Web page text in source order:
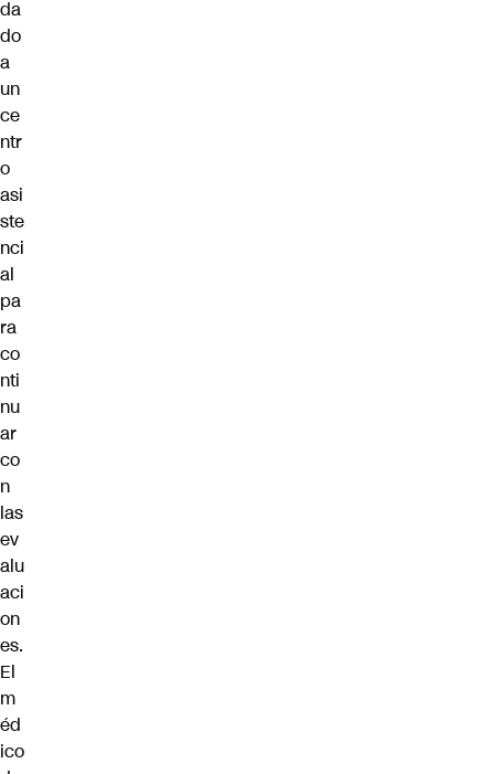
da
do
a
un
ce
ntr
o
asi
ste
nci
al
pa
ra
co
nti
nu
ar
co
n
las
ev
alu
aci
on
es.
El
m
éd
ico